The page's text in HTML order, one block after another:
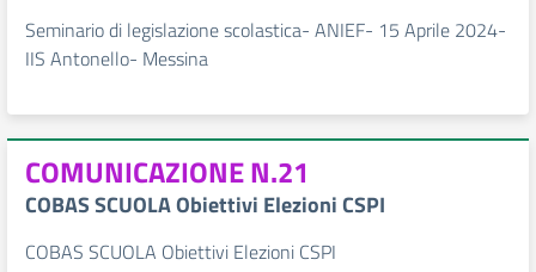
Seminario di legislazione scolastica- ANIEF- 15 Aprile 2024-
IIS Antonello- Messina
COMUNICAZIONE N.21
COBAS SCUOLA Obiettivi Elezioni CSPI
COBAS SCUOLA Obiettivi Elezioni CSPI